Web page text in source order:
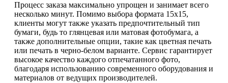
Процесс заказа максимально упрощен и занимает всего
несколько минут. Помимо выбора формата 15х15,
клиенты могут также указать предпочтительный тип
бумаги, будь то глянцевая или матовая фотобумага, а
также дополнительные опции, такие как цветная печать
или печать в черно-белом варианте. Сервис гарантирует
высокое качество каждого отпечатанного фото,
благодаря использованию современного оборудования и
материалов от ведущих производителей.